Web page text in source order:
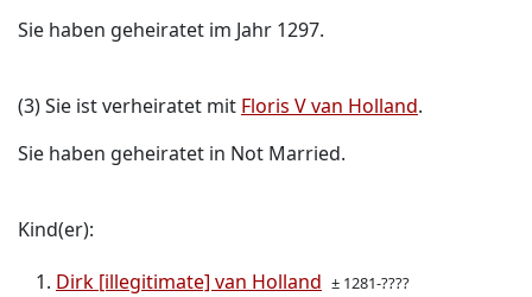
Sie haben geheiratet im Jahr 1297.
(3) Sie ist verheiratet mit Floris V van Holland.
Sie haben geheiratet in Not Married.
Kind(er):
Dirk [illegitimate] van Holland ± 1281-????